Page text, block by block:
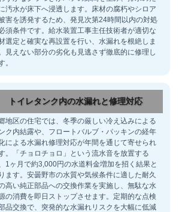
汚水が床下へ浸透します。床材の腐朽やシロア
害を誘発するため、発見次第24時間以内の対処
須条件です。給水装置工事主任技術者が適切な
選定と確実な再設置を行い、水漏れを根絶しま
見えない部分の劣化も見逃さず徹底的に修理し
。
トイレタンク内の水漏れと修理対応
地区の住宅では、冬季の厳しい冷え込みによる
ク内結露や、フロートバルブ・パッキンの経年
による水漏れ修理対応が年間を通じて寄せられ
。「チョロチョロ」という流水音を放置する
1ヶ月で約3,000円の水道料金増加を招く結果と
ます。安曇野市の水質や気候条件に適した耐久
高い純正部品への交換作業を実施し、無駄な水
の消費を即日ストップさせます。定期的な点検
品交換で、突発的な水漏れリスクを大幅に低減